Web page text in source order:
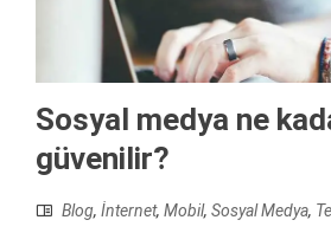
Sosyal medya ne
güvenilir?
Blog, İnternet, Mobil, Sosyal Medya,